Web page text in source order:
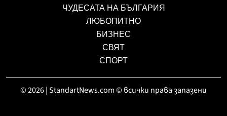
ЧУДЕСАТА НА БЪЛГАРИЯ
ЛЮБОПИТНО
БИЗНЕС
СВЯТ
СПОРТ
© 2026 | StandartNews.com © всички права запазени